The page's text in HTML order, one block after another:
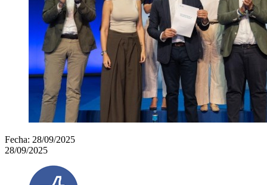
Fecha: 28/09/2025
28/09/2025